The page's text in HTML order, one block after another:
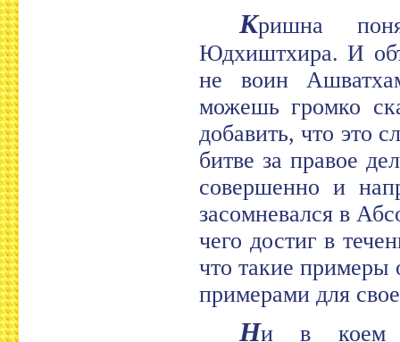
Кришна
Юдхиштхира. И
не воин
можешь громко
добавить, что это
битве за правое
совершенно и
засомневался в
чего достиг в
что такие примеры
примерами для
Ни в коем